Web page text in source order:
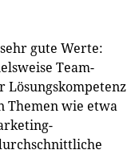
gute Werte:
Team-
Lösungskompetenz
Themen wie etwa